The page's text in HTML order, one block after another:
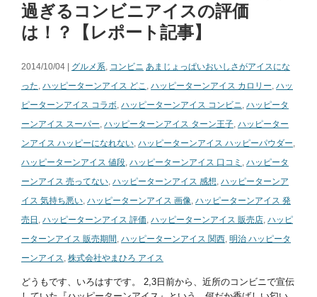
過ぎるコンビニアイスの評価
は！？【レポート記事】
2014/10/04 | グルメ系, コンビニ あまじょっぱいおいしさがアイスにな
った, ハッピーターンアイス どこ , ハッピーターンアイス カロリー, ハッ
ピーターンアイス コラボ, ハッピーターンアイス コンビニ, ハッピータ
ーンアイス スーパー, ハッピーターンアイス ターン王子, ハッピーター
ンアイス ハッピーになれない, ハッピーターンアイス ハッピーパウダー,
ハッピーターンアイス 値段, ハッピーターンアイス 口コミ , ハッピータ
ーンアイス 売ってない, ハッピーターンアイス 感想, ハッピーターンア
イス 気持ち悪い, ハッピーターンアイス 画像, ハッピーターンアイス 発
売日 , ハッピーターンアイス 評価, ハッピーターンアイス 販売店, ハッピ
ーターンアイス 販売期間, ハッピーターンアイス 関西, 明治 ハッピータ
ーンアイス, 株式会社やまひろ アイス
どうもです、いろはすです。 2,3日前から、近所のコンビニで宣伝